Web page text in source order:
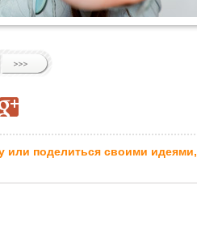
или поделиться своими идеями,